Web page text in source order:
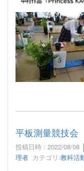
平板測量競技会
投稿日時 : 2022/08/08
理者 カテゴリ:教科活